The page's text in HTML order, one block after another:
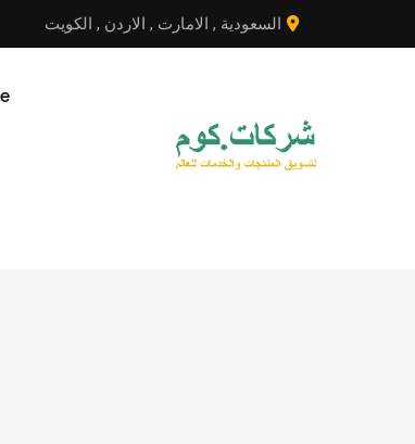
إلى
السعودية , الامارت , الاردن , الكويت